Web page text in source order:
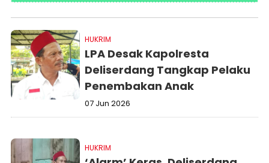
HUKRIM
LPA Desak Kapolresta
Deliserdang Tangkap Pelaku
Penembakan Anak
07 Jun 2026
HUKRIM